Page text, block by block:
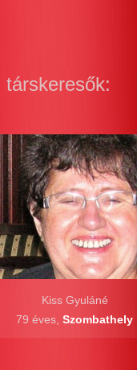
társkeresők:
Kiss Gyuláné
79 éves, Szombathely